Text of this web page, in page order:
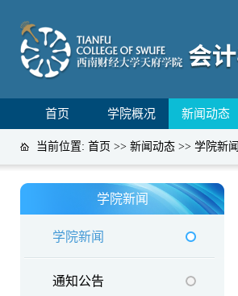
首页 学院概况 新闻动态
当前位置: 首页 >> 新闻动态 >> 学院新闻
学院新闻
学院新闻
通知公告